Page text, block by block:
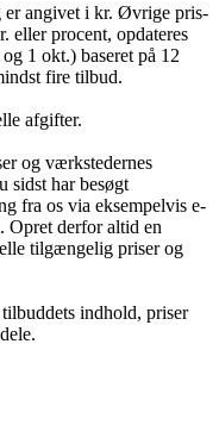
er angivet i kr. Øvrige pris-
eller procent, opdateres
1 okt.) baseret på 12
fire tilbud.
afgifter.
og værkstedernes
sidst har besøgt
fra os via eksempelvis e-
Opret derfor altid en
tilgængelig priser og
indhold, priser